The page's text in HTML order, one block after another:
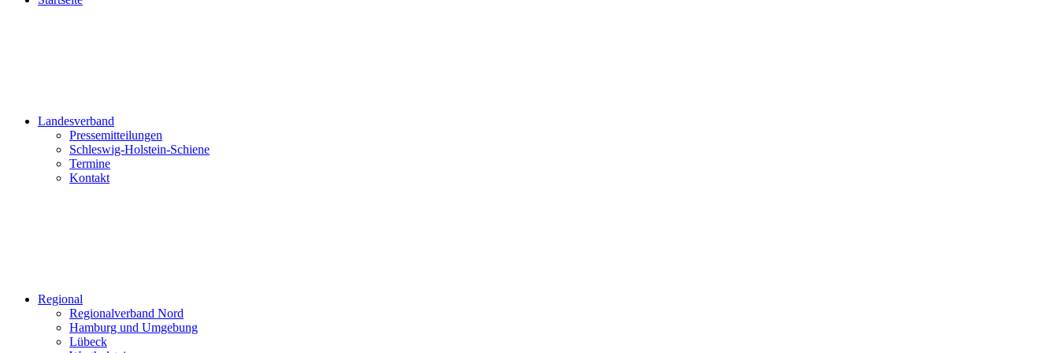
Landesverband
Pressemitteilungen
Schleswig-Holstein-Schiene
Termine
Kontakt
Regional
Regionalverband Nord
Hamburg und Umgebung
Lübeck